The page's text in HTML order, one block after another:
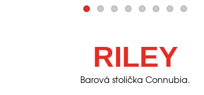
RILEY
Barová stolička Connubia.